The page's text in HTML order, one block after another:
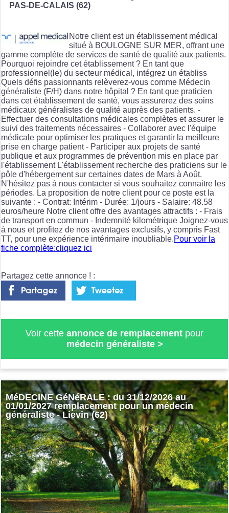
PAS-DE-CALAIS (62)
Notre client est un établissement médical
situé à BOULOGNE SUR MER, offrant une
gamme complète de services de santé de qualité aux patients.
Pourquoi rejoindre cet établissement ? En tant que
professionnel(le) du secteur médical, intégrez un établiss
Quels défis passionnants relèverez-vous comme Médecin
généraliste (F/H) dans notre hôpital ? En tant que praticien
dans cet établissement de santé, vous assurerez des soins
médicaux généralistes de qualité auprès des patients. -
Effectuer des consultations médicales complètes et assurer le
suivi des traitements nécessaires - Collaborer avec l'équipe
médicale pour optimiser les pratiques et garantir la meilleure
prise en charge patient - Participer aux projets de santé
publique et aux programmes de prévention mis en place par
l'établissement L'établissement recherche des praticiens sur le
pôle d'hébergement sur certaines dates de Mars à Août.
N'hésitez pas à nous contacter si vous souhaitez connaitre les
périodes. La proposition de notre client pour ce poste est la
suivante : - Contrat: Intérim - Durée: 1/jours - Salaire: 48.58
euros/heure Notre client offre des avantages attractifs : - Frais
de transport en commun - Indemnité kilométrique Joignez-vous
à nous et profitez de nos avantages exclusifs, y compris Fast
TT, pour une expérience intérimaire inoubliable.Pour voir la
fiche complète:cliquez ici
Partagez cette annonce ! :
Voir cette annonce de remplacement pour
médecin généraliste>
MéDECINE GéNéRALE : du 31/12/2026 au
01/01/2027 remplacement pour un médecin
généraliste - Lievin (62)